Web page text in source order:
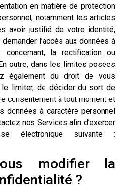
en matière de protection
notamment les articles
avoir justifié de votre identité,
l’accès aux données à
concernant, la rectification ou
outre, dans les limites posées
également du droit de vous
limiter, de décider du sort de
consentement à tout moment et
données à caractère personnel
nos Services afin d’exercer
électronique suivante :
modifier la
?